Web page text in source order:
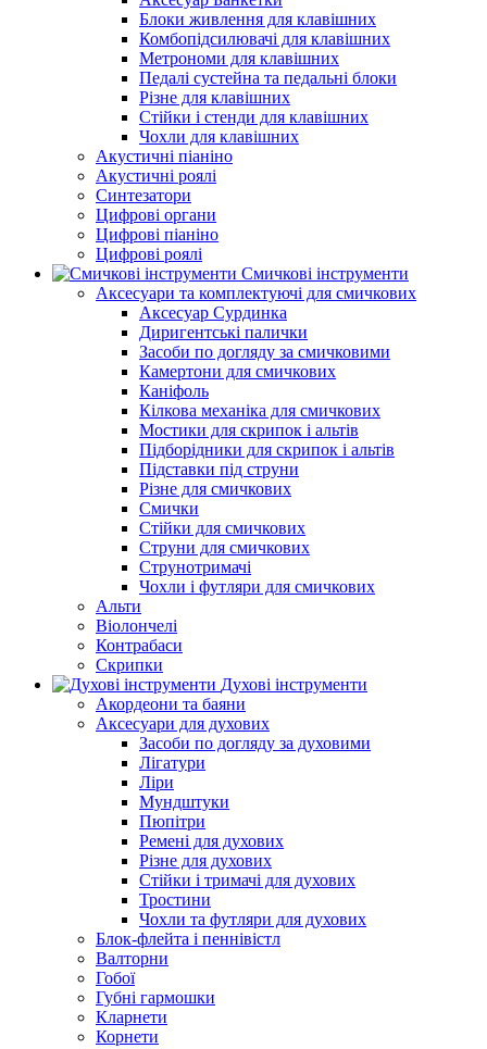
Блоки живлення для клавішних
Комбопідсилювачі для клавішних
Метрономи для клавішних
Педалі сустейна та педальні блоки
Різне для клавішних
Стійки і стенди для клавішних
Чохли для клавішних
Акустичні піаніно
Акустичні роялі
Синтезатори
Цифрові органи
Цифрові піаніно
Цифрові роялі
Смичкові інструменти
Аксесуари та комплектуючі для смичкових
Аксесуар Сурдинка
Диригентські палички
Засоби по догляду за смичковими
Камертони для смичкових
Каніфоль
Кілкова механіка для смичкових
Мостики для скрипок і альтів
Підборiдники для скрипок і альтів
Підставки під струни
Різне для смичкових
Смички
Стійки для смичкових
Струни для смичкових
Струнотримачі
Чохли і футляри для смичкових
Альти
Віолончелі
Контрабаси
Скрипки
Духові інструменти
Акордеони та баяни
Аксесуари для духових
Засоби по догляду за духовими
Лігатури
Ліри
Мундштуки
Пюпітри
Ремені для духових
Різне для духових
Стійки і тримачі для духових
Тростини
Чохли та футляри для духових
Блок-флейта і пеннівістл
Валторни
Гобої
Губні гармошки
Кларнети
Корнети